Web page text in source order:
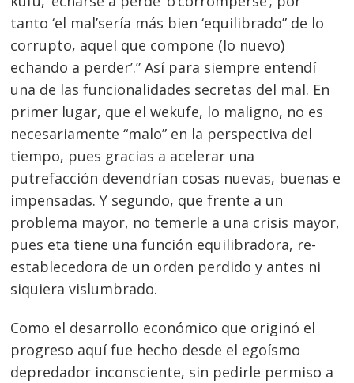
tanto ‘el mal’sería más bien ‘equilibrado” de lo
corrupto, aquel que compone (lo nuevo)
echando a perder’.” Así para siempre entendí
una de las funcionalidades secretas del mal. En
primer lugar, que el wekufe, lo maligno, no es
necesariamente “malo” en la perspectiva del
tiempo, pues gracias a acelerar una
putrefacción devendrían cosas nuevas, buenas e
impensadas. Y segundo, que frente a un
problema mayor, no temerle a una crisis mayor,
pues eta tiene una función equilibradora, re-
establecedora de un orden perdido y antes ni
siquiera vislumbrado.
Como el desarrollo económico que originó el
progreso aquí fue hecho desde el egoísmo
depredador inconsciente, sin pedirle permiso a